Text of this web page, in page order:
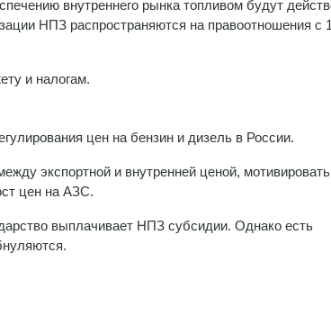
внутреннего рынка топливом будут
НПЗ распространяются на правоотношения с
и налогам.
цен на бензин и дизель в России.
экспортной и внутренней ценой, мотивировать
цен на АЗС.
выплачивает НПЗ субсидии. Однако есть